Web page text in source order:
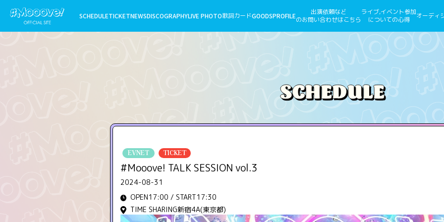
SCHEDULETICKETNEWSDISCOGRAPHYLIVE PHOTO歌詞カードGOODSPROFILE
出演依頼など
のお問い合わせはこちら
ライブ,イベント参加
についての心得
オーディ
EVNET TICKET
#Mooove! TALK SESSION vol.3
2024-08-31
OPEN17:00 / START17:30
TIME SHARING新宿4A(東京都)